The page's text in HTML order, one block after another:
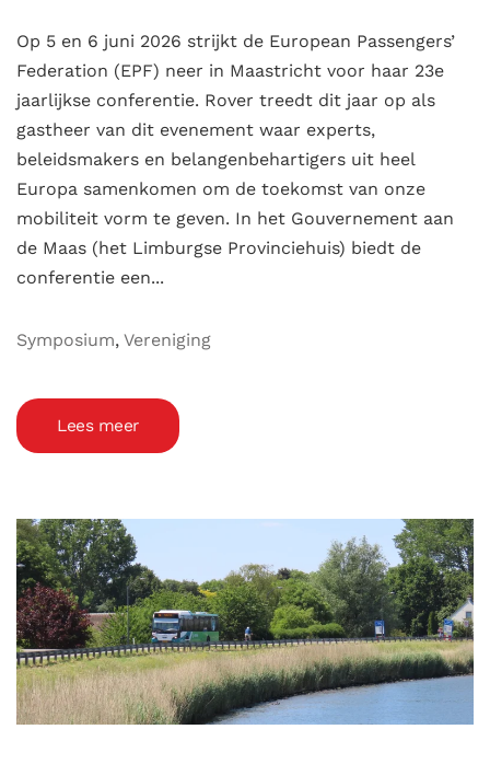
Op 5 en 6 juni 2026 strijkt de European Passengers’
Federation (EPF) neer in Maastricht voor haar 23e
jaarlijkse conferentie. Rover treedt dit jaar op als
gastheer van dit evenement waar experts,
beleidsmakers en belangenbehartigers uit heel
Europa samenkomen om de toekomst van onze
mobiliteit vorm te geven. In het Gouvernement aan
de Maas (het Limburgse Provinciehuis) biedt de
conferentie een...
Symposium, Vereniging
Lees meer